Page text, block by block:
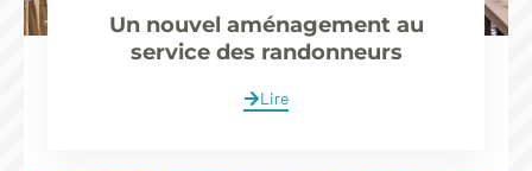
Un nouvel aménagement au
service des randonneurs
Lire